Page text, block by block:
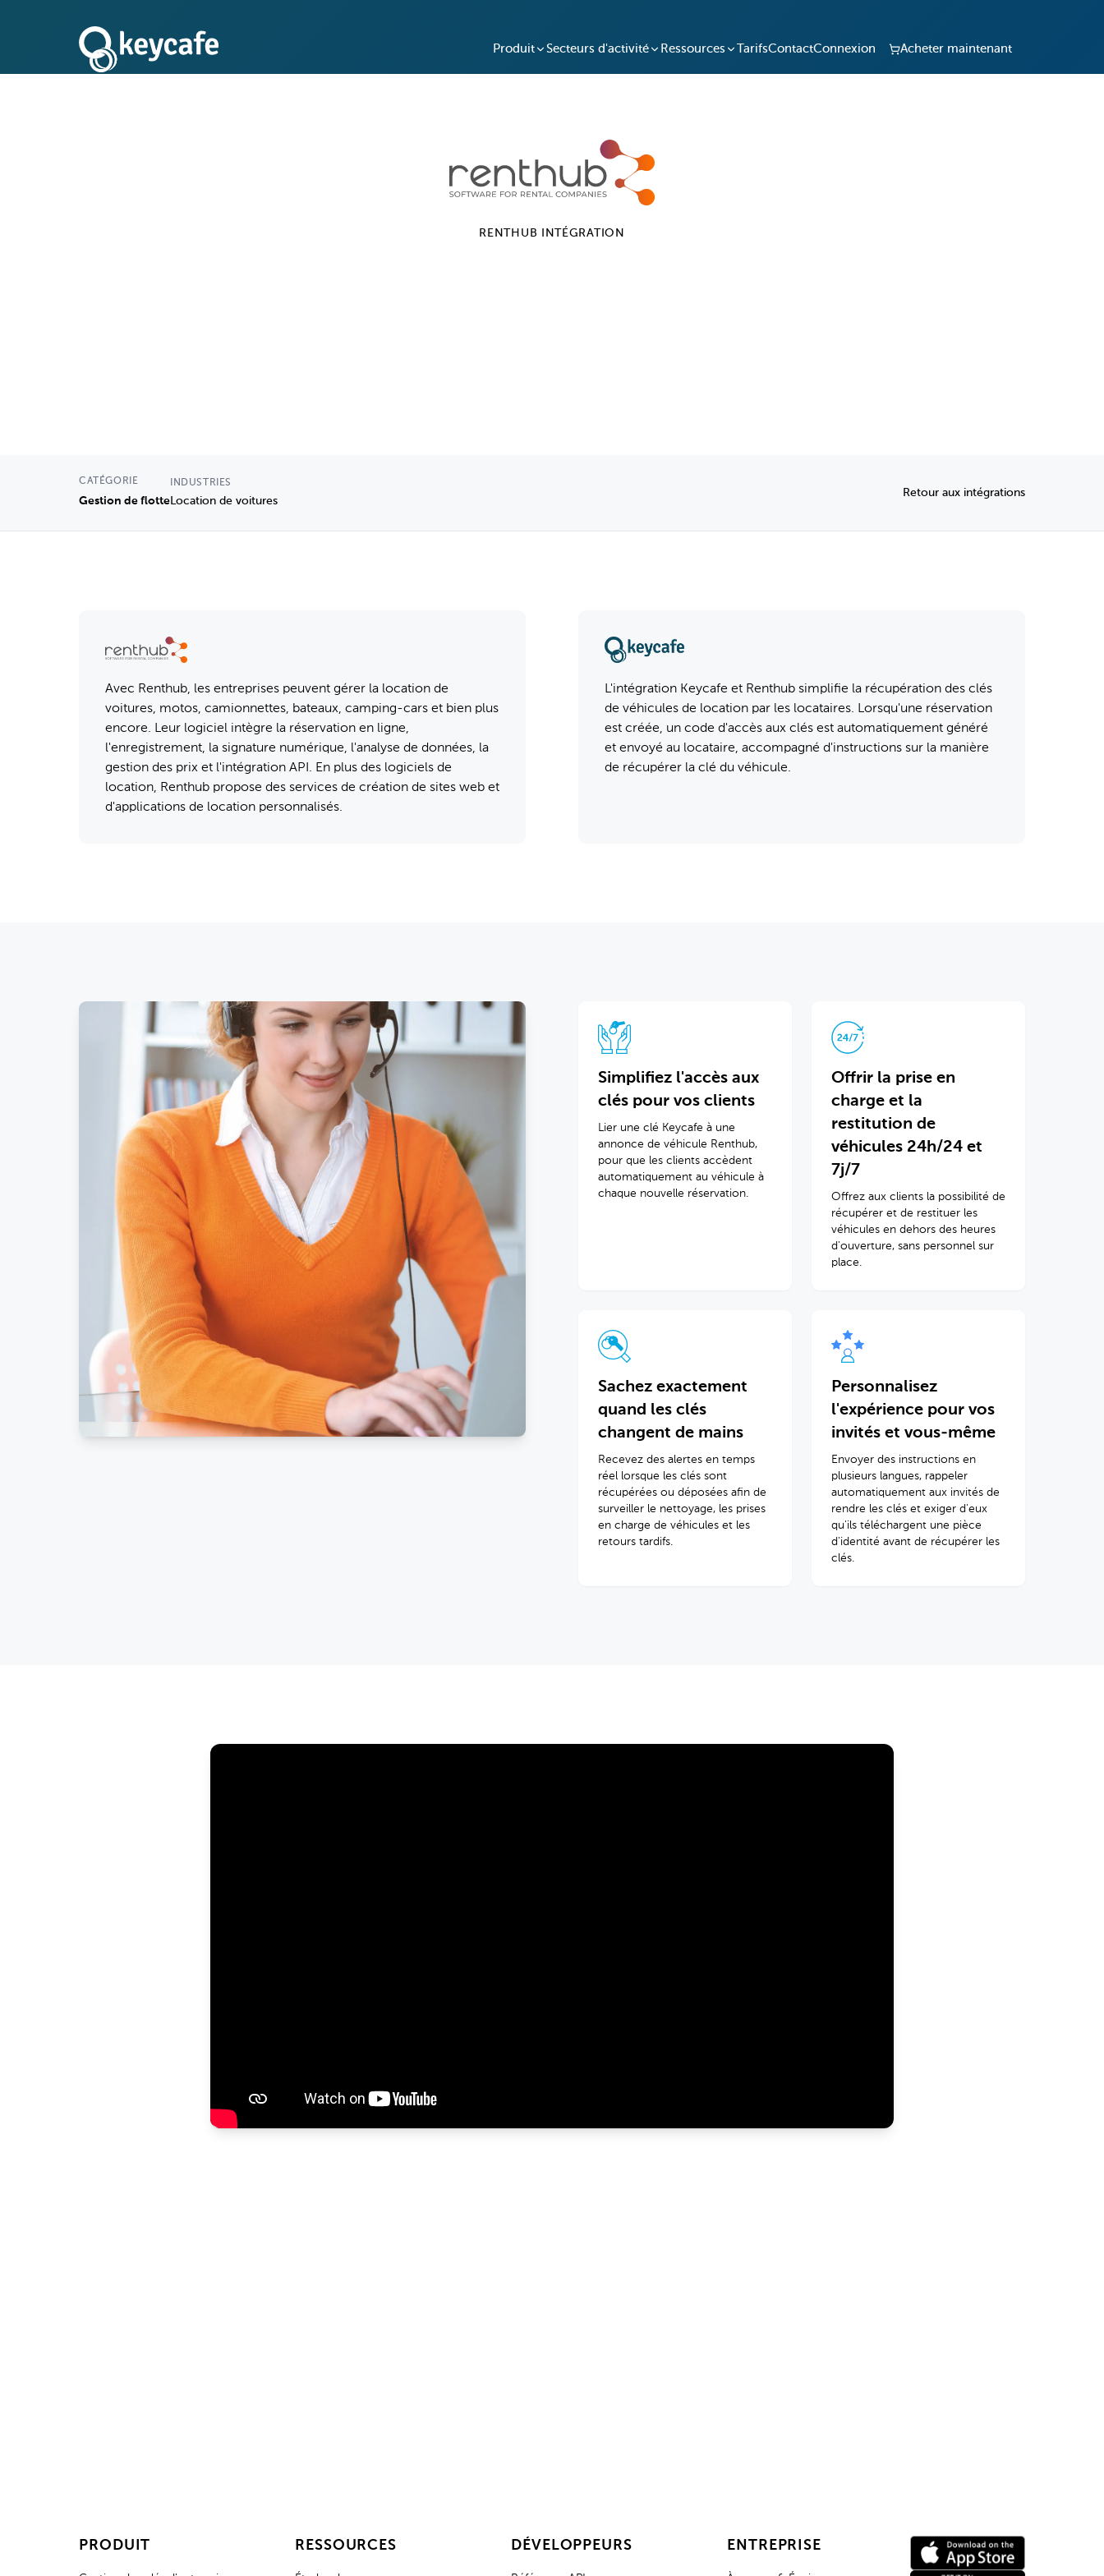
Produit Secteurs d'activité Ressources TarifsContactConnexion Acheter maintenant
RENTHUB INTÉGRATION
CATÉGORIE
Gestion de flotte
INDUSTRIES
Location de voitures
Retour aux intégrations
Avec Renthub, les entreprises peuvent gérer la location de
voitures, motos, camionnettes, bateaux, camping-cars et bien plus
encore. Leur logiciel intègre la réservation en ligne,
l'enregistrement, la signature numérique, l'analyse de données, la
gestion des prix et l'intégration API. En plus des logiciels de
location, Renthub propose des services de création de sites web et
d'applications de location personnalisés.
L'intégration Keycafe et Renthub simplifie la récupération des clés
de véhicules de location par les locataires. Lorsqu'une réservation
est créée, un code d'accès aux clés est automatiquement généré
et envoyé au locataire, accompagné d'instructions sur la manière
de récupérer la clé du véhicule.
Simplifiez l'accès aux
clés pour vos clients
Lier une clé Keycafe à une
annonce de véhicule Renthub,
pour que les clients accèdent
automatiquement au véhicule à
chaque nouvelle réservation.
Offrir la prise en
charge et la
restitution de
véhicules 24h/24 et
7j/7
Offrez aux clients la possibilité de
récupérer et de restituer les
véhicules en dehors des heures
d'ouverture, sans personnel sur
place.
Sachez exactement
quand les clés
changent de mains
Recevez des alertes en temps
réel lorsque les clés sont
récupérées ou déposées afin de
surveiller le nettoyage, les prises
en charge de véhicules et les
retours tardifs.
Personnalisez
l'expérience pour vos
invités et vous-même
Envoyer des instructions en
plusieurs langues, rappeler
automatiquement aux invités de
rendre les clés et exiger d'eux
qu'ils téléchargent une pièce
d'identité avant de récupérer les
clés.
PRODUIT RESSOURCES DÉVELOPPEURS ENTREPRISE